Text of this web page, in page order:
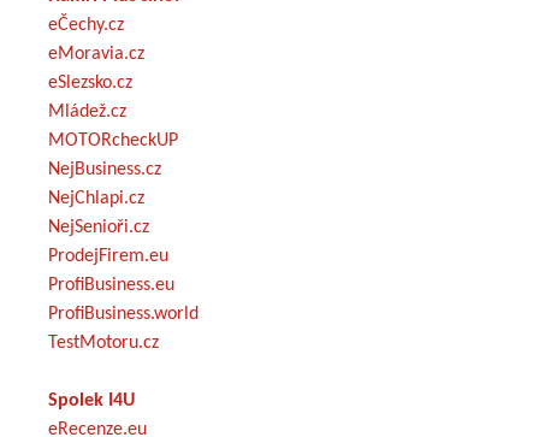
eČechy.cz
eMoravia.cz
eSlezsko.cz
Mládež.cz
MOTORcheckUP
NejBusiness.cz
NejChlapi.cz
NejSenioři.cz
ProdejFirem.eu
ProfiBusiness.eu
ProfiBusiness.world
TestMotoru.cz
Spolek I4U
eRecenze.eu